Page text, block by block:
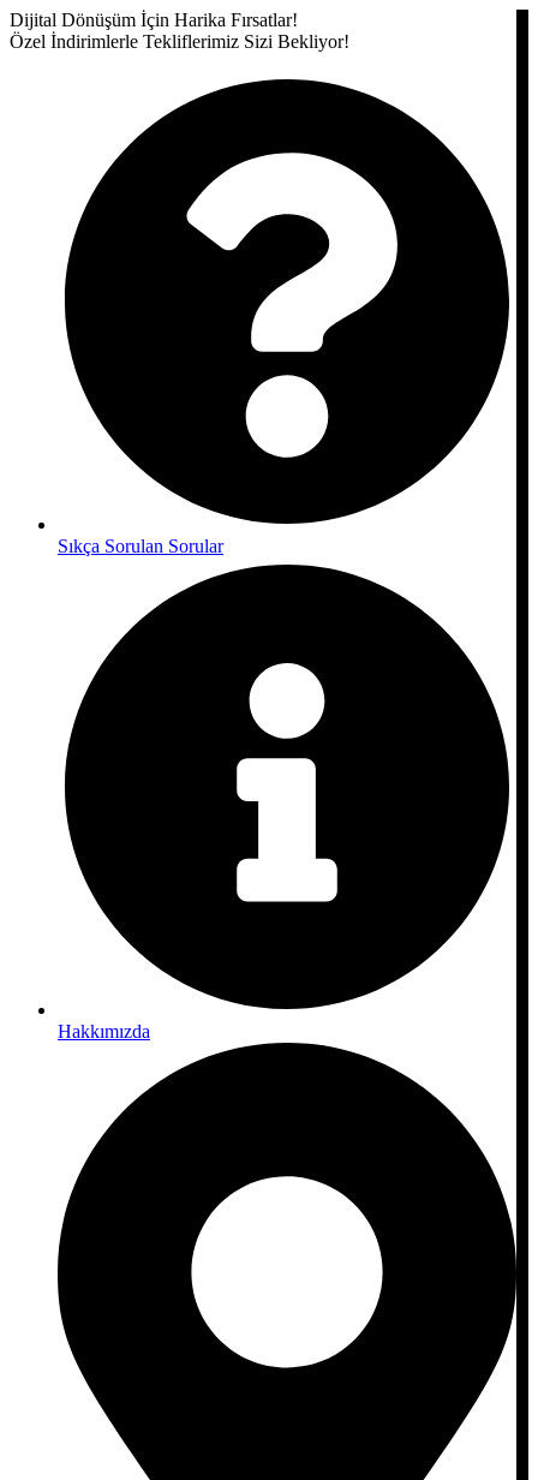
Dijital Dönüşüm İçin Harika Fırsatlar!
Özel İndirimlerle Tekliflerimiz Sizi Bekliyor!
Sıkça Sorulan Sorular
Hakkımızda